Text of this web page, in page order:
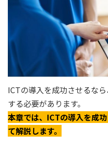
ICTの導入を成功させるな
する必要があります。
本章では、ICTの導入を成
て解説します。